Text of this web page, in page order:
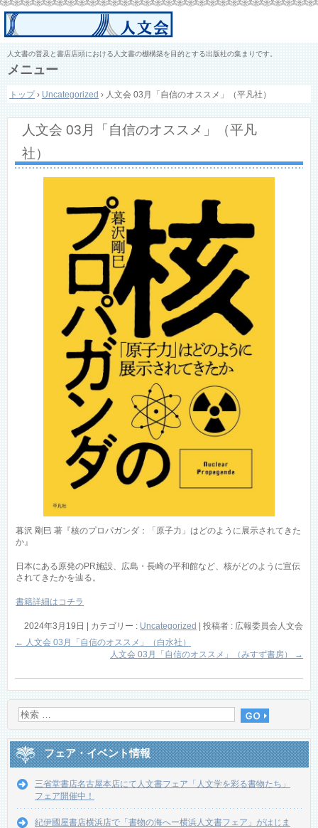
人文書の普及と書店店頭における人文書の棚構築を目的とする出版社の集まりです。
メニュー
ン
ン
キ
トップ › Uncategorized › 人文会 03月「自信のオススメ」（平凡社）
人文会 03月「自信のオススメ」（平凡
社）
暮沢 剛巳 著『核のプロパガンダ：「原子力」はどのように展示されてきた
か』
日本にある原発のPR施設、広島・長崎の平和館など、核がどのように宣伝
されてきたかを辿る。
書籍詳細はコチラ
2024年3月19日 | カテゴリー : Uncategorized | 投稿者 : 広報委員会人文会
← 人文会 03月「自信のオススメ」（白水社）
人文会 03月「自信のオススメ」（みすず書房）
→
フェア・イベント情報
三省堂書店名古屋本店にて人文書フェア「人文学を彩る書物たち」
フェア開催中！
紀伊國屋書店横浜店で「書物の海へー横浜人文書フェア」がはじま